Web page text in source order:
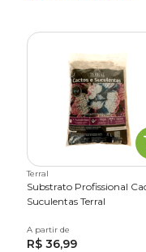
Terral
Substrato Profissional
Suculentas Terral
5 L
A partir de
R$ 36,99